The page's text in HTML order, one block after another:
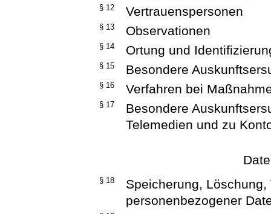
§ 12 Vertrauenspersonen
§ 13 Observationen
§ 14 Ortung und
§ 15 Besondere
§ 16 Verfahren bei
§ 17
Besondere
Telemedien und zu
§ 18
Speicherung,
personenbezogener